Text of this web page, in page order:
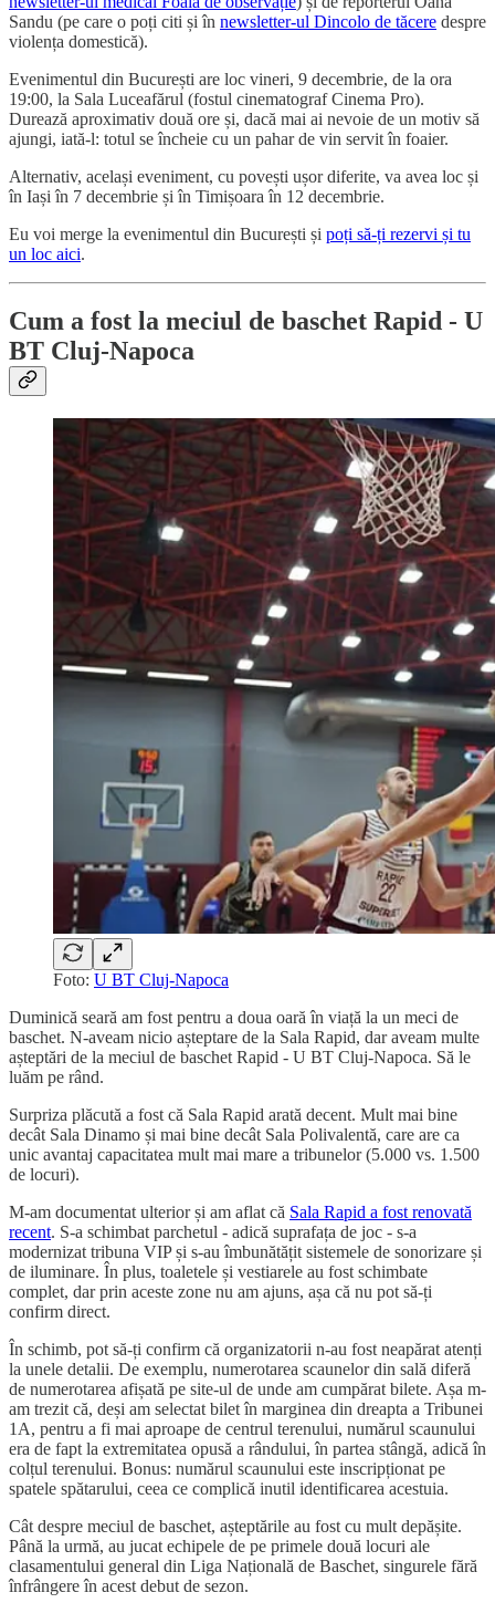
Sandu (pe care o poți citi și în newsletter-ul Dincolo de tăcere despre
violența domestică).
Evenimentul din București are loc vineri, 9 decembrie, de la ora
19:00, la Sala Luceafărul (fostul cinematograf Cinema Pro).
Durează aproximativ două ore și, dacă mai ai nevoie de un motiv să
ajungi, iată-l: totul se încheie cu un pahar de vin servit în foaier.
Alternativ, același eveniment, cu povești ușor diferite, va avea loc și
în Iași în 7 decembrie și în Timișoara în 12 decembrie.
Eu voi merge la evenimentul din București și poți să-ți rezervi și tu
un loc aici.
Cum a fost la meciul de baschet Rapid - U
BT Cluj-Napoca
Foto: U BT Cluj-Napoca
Duminică seară am fost pentru a doua oară în viață la un meci de
baschet. N-aveam nicio așteptare de la Sala Rapid, dar aveam multe
așteptări de la meciul de baschet Rapid - U BT Cluj-Napoca. Să le
luăm pe rând.
Surpriza plăcută a fost că Sala Rapid arată decent. Mult mai bine
decât Sala Dinamo și mai bine decât Sala Polivalentă, care are ca
unic avantaj capacitatea mult mai mare a tribunelor (5.000 vs. 1.500
de locuri).
M-am documentat ulterior și am aflat că Sala Rapid a fost renovată
recent. S-a schimbat parchetul - adică suprafața de joc - s-a
modernizat tribuna VIP și s-au îmbunătățit sistemele de sonorizare și
de iluminare. În plus, toaletele și vestiarele au fost schimbate
complet, dar prin aceste zone nu am ajuns, așa că nu pot să-ți
confirm direct.
În schimb, pot să-ți confirm că organizatorii n-au fost neapărat atenți
la unele detalii. De exemplu, numerotarea scaunelor din sală diferă
de numerotarea afișată pe site-ul de unde am cumpărat bilete. Așa m-
am trezit că, deși am selectat bilet în marginea din dreapta a Tribunei
1A, pentru a fi mai aproape de centrul terenului, numărul scaunului
era de fapt la extremitatea opusă a rândului, în partea stângă, adică în
colțul terenului. Bonus: numărul scaunului este inscripționat pe
spatele spătarului, ceea ce complică inutil identificarea acestuia.
Cât despre meciul de baschet, așteptările au fost cu mult depășite.
Până la urmă, au jucat echipele de pe primele două locuri ale
clasamentului general din Liga Națională de Baschet, singurele fără
înfrângere în acest debut de sezon.